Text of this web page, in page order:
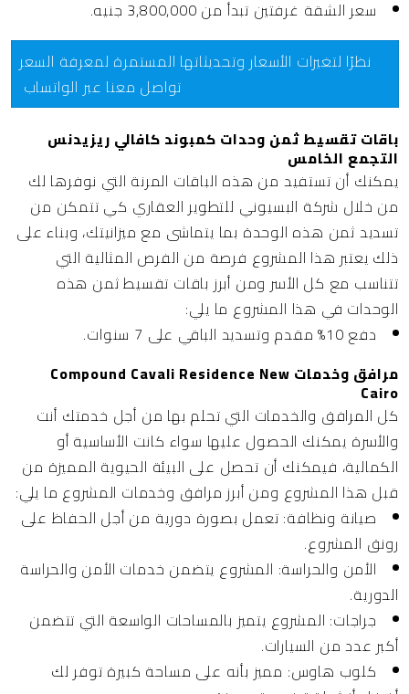
سعر الشقة غرفتين تبدأ من 3,800,000 جنيه.
نظرًا لتغيرات الأسعار وتحديثاتها المستمرة لمعرفة السعر
تواصل معنا عبر الواتساب
باقات تقسيط ثمن وحدات كمبوند كافالي ريزيدنس
التجمع الخامس
يمكنك أن تستفيد من هذه الباقات المرنة التي نوفرها لك
من خلال شركة البسيوني للتطوير العقاري كي تتمكن من
تسديد ثمن هذه الوحدة بما يتماشى مع ميزانيتك، وبناء على
ذلك يعتبر هذا المشروع فرصة من الفرص المثالية التي
تتناسب مع كل الأسر ومن أبرز باقات تقسيط ثمن هذه
الوحدات في هذا المشروع ما يلي:
دفع 10% مقدم وتسديد الباقي على 7 سنوات.
مرافق وخدمات Compound Cavali Residence New
Cairo
كل المرافق والخدمات التي تحلم بها من أجل خدمتك أنت
والأسرة يمكنك الحصول عليها سواء كانت الأساسية أو
الكمالية، فيمكنك أن تحصل على البيئة الحيوية المميزة من
قبل هذا المشروع ومن أبرز مرافق وخدمات المشروع ما يلي:
صيانة ونظافة: تعمل بصورة دورية من أجل الحفاظ على
رونق المشروع.
الأمن والحراسة: المشروع يتضمن خدمات الأمن والحراسة
الدورية.
جراجات: المشروع يتميز بالمساحات الواسعة التي تتضمن
أكبر عدد من السيارات.
كلوب هاوس: مميز بأنه على مساحة كبيرة توفر لك